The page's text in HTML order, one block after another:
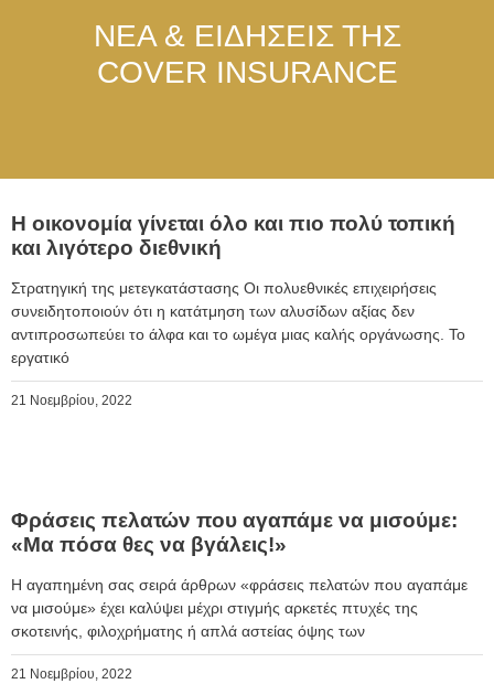
ΝΕΑ & ΕΙΔΗΣΕΙΣ ΤΗΣ
COVER INSURANCE
Η οικονομία γίνεται όλο και πιο πολύ τοπική
και λιγότερο διεθνική
Στρατηγική της μετεγκατάστασης Οι πολυεθνικές επιχειρήσεις
συνειδητοποιούν ότι η κατάτμηση των αλυσίδων αξίας δεν
αντιπροσωπεύει το άλφα και το ωμέγα μιας καλής οργάνωσης. Το
εργατικό
21 Νοεμβρίου, 2022
Φράσεις πελατών που αγαπάμε να μισούμε:
«Μα πόσα θες να βγάλεις!»
Η αγαπημένη σας σειρά άρθρων «φράσεις πελατών που αγαπάμε
να μισούμε» έχει καλύψει μέχρι στιγμής αρκετές πτυχές της
σκοτεινής, φιλοχρήματης ή απλά αστείας όψης των
21 Νοεμβρίου, 2022